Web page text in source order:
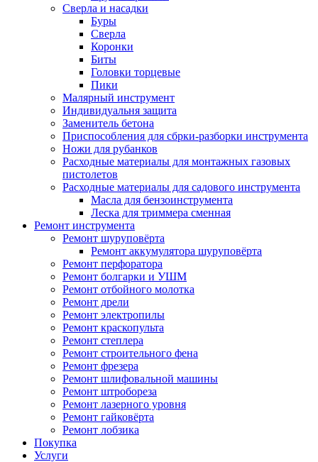
Сверла и насадки
Буры
Сверла
Коронки
Биты
Головки торцевые
Пики
Малярный инструмент
Индивидуальня защита
Заменитель бетона
Приспособления для сбрки-разборки инструмента
Ножи для рубанков
Расходные материалы для монтажных газовых
пистолетов
Расходные материалы для садового инструмента
Масла для бензоинструмента
Леска для триммера сменная
Ремонт инструмента
Ремонт шуруповёрта
Ремонт аккумулятора шуруповёрта
Ремонт перфоратора
Ремонт болгарки и УШМ
Ремонт отбойного молотка
Ремонт дрели
Ремонт электропилы
Ремонт краскопульта
Ремонт степлера
Ремонт строительного фена
Ремонт фрезера
Ремонт шлифовальной машины
Ремонт штробореза
Ремонт лазерного уровня
Ремонт гайковёрта
Ремонт лобзика
Покупка
Услуги